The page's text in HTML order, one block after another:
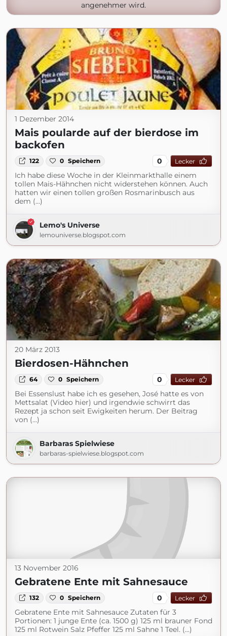
angenehmer wird.
1 Dezember 2014
Mais poularde auf der bierdose im
backofen
122 0 Speichern 0 Lecker
Ich habe diese Woche in der Kleinmarkthalle einem
tollen Mais-Hähnchen nicht widerstehen können. Auch
hatten wir einen tollen großen Rosmarinbusch aus
dem (...)
Lemo's Universe
lemouniverse.blogspot.com
20 März 2013
Bierdosen-Hähnchen
64 0 Speichern 0 Lecker
Bei Essenslust habe ich es gesehen, José hatte es von
Mettsalat (Video hier) und irgendwie schwirrt das
Rezept ja schon seit Ewigkeiten herum. Der Beitrag
von (...)
Barbaras Spielwiese
barbaras-spielwiese.blogspot.com
13 November 2016
Gebratene Ente mit Sahnesauce
132 0 Speichern 0 Lecker
Gebratene Ente mit Sahnesauce Zutaten für 3
Portionen: 1 junge Ente (ca. 1500 g) 125 ml brauner Fond
125 ml Rotwein Salz Pfeffer 125 ml Sahne 1 Teel. (...)